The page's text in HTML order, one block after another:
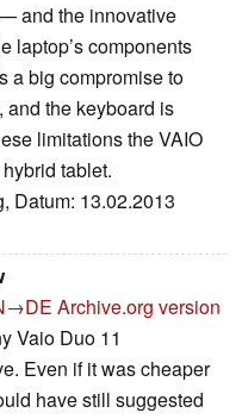
and the innovative
laptop’s components
a big compromise to
and the keyboard is
limitations the VAIO
tablet.
Datum: 13.02.2013
Archive.org version
Vaio Duo 11
Even if it was cheaper
have still suggested